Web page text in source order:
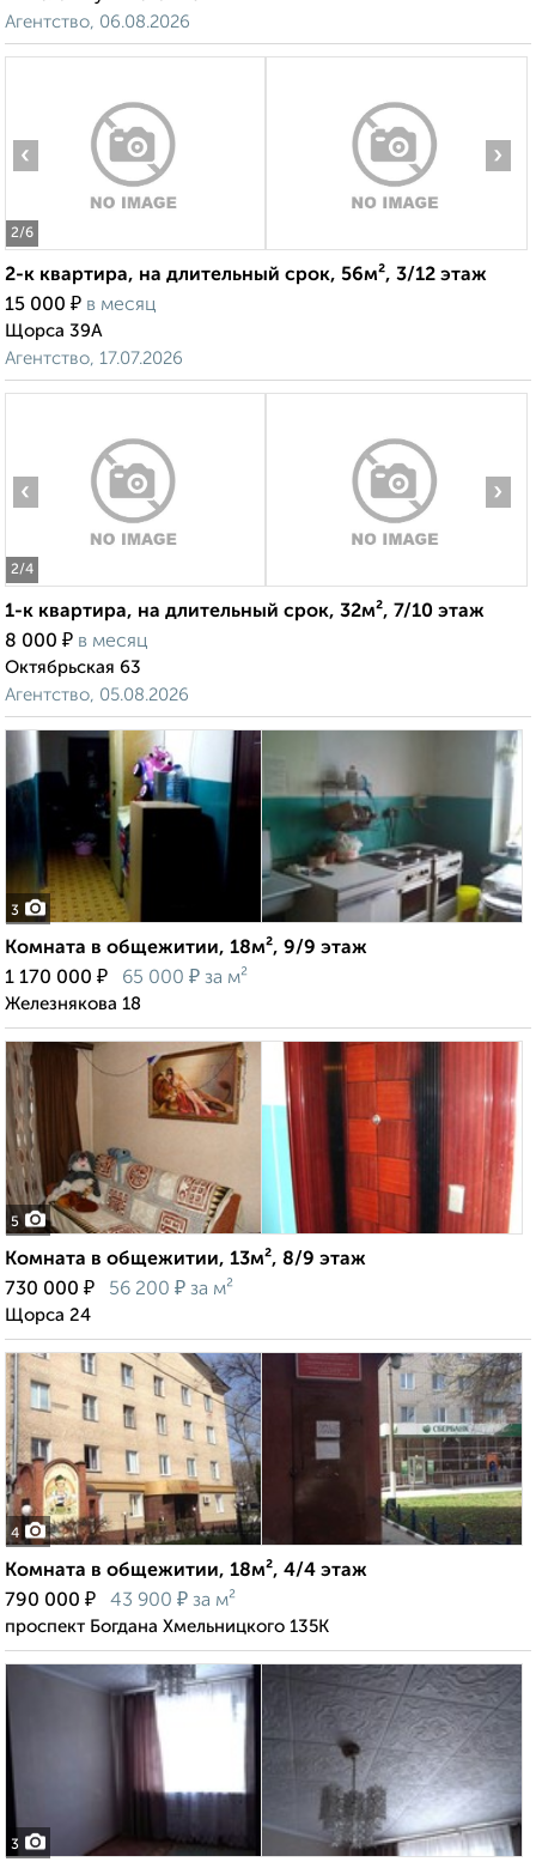
Агентство, 06.08.2026
2/6
‹ ›
2-к квартира, на длительный срок, 56м², 3/12 этаж
15 000 ₽ в месяц
Щорса 39А
Агентство, 17.07.2026
2/4
‹ ›
1-к квартира, на длительный срок, 32м², 7/10 этаж
8 000 ₽ в месяц
Октябрьская 63
Агентство, 05.08.2026
3
Комната в общежитии, 18м², 9/9 этаж
1 170 000 ₽ 65 000 ₽ за м²
Железнякова 18
5
Комната в общежитии, 13м², 8/9 этаж
730 000 ₽ 56 200 ₽ за м²
Щорса 24
4
Комната в общежитии, 18м², 4/4 этаж
790 000 ₽ 43 900 ₽ за м²
проспект Богдана Хмельницкого 135К
3